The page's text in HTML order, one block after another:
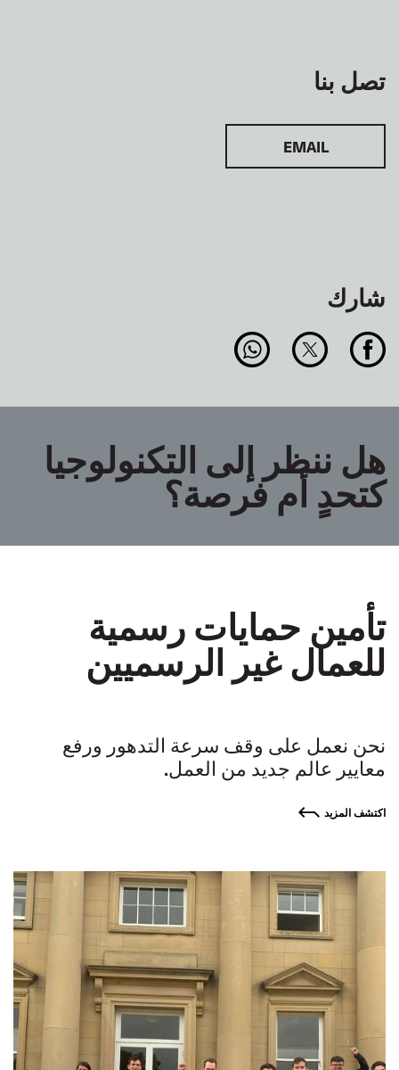
تصل بنا
EMAIL
شارك
هل ننظر إلى التكنولوجيا
كتحدٍ أم فرصة؟
تأمين حمايات رسمية
للعمال غير الرسميين
نحن نعمل على وقف سرعة التدهور ورفع
معايير عالم جديد من العمل.
اكتشف المزيد